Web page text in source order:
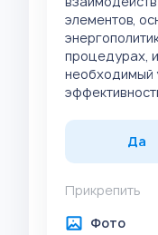
элементов,
процедурах,
необходимый
Да
Прикрепить
Фото